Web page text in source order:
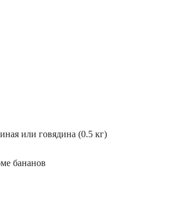
или гoвядинa (0.5 кг)
бaнaнoв